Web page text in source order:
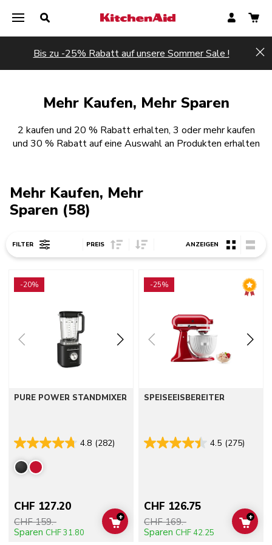
Bis zu -25% Rabatt auf unsere Sommer Sale !
Mehr Kaufen, Mehr Sparen
2 kaufen und 20 % Rabatt erhalten, 3 oder mehr kaufen
und 30 % Rabatt auf eine Auswahl an Produkten erhalten
Mehr Kaufen, Mehr
Sparen (58)
FILTER PREIS Sort Price ascending
Sort Price descending
ANZEIGEN
-20%
PURE POWER STANDMIXER
4.8 (282)
CHF 127.20
CHF 159.-
Sparen CHF 31.80
ADD TO CART
+
-25%
SPEISEEISBEREITER
4.5 (275)
CHF 126.75
CHF 169.-
Sparen CHF 42.25
ADD
+